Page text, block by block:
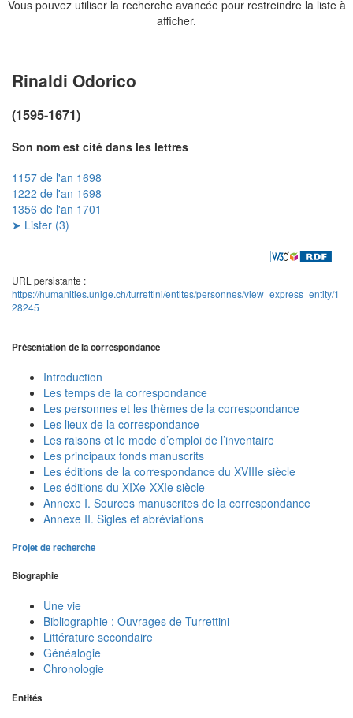
Vous pouvez utiliser la recherche avancée pour restreindre la liste à
afficher.
Rinaldi Odorico
(1595-1671)
Son nom est cité dans les lettres
1157 de l'an 1698
1222 de l'an 1698
1356 de l'an 1701
➤ Lister (3)
URL persistante :
https://humanities.unige.ch/turrettini/entites/personnes/view_express_entity/1
28245
Présentation de la correspondance
Introduction
Les temps de la correspondance
Les personnes et les thèmes de la correspondance
Les lieux de la correspondance
Les raisons et le mode d’emploi de l’inventaire
Les principaux fonds manuscrits
Les éditions de la correspondance du XVIIIe siècle
Les éditions du XIXe-XXIe siècle
Annexe I. Sources manuscrites de la correspondance
Annexe II. Sigles et abréviations
Projet de recherche
Biographie
Une vie
Bibliographie : Ouvrages de Turrettini
Littérature secondaire
Généalogie
Chronologie
Entités